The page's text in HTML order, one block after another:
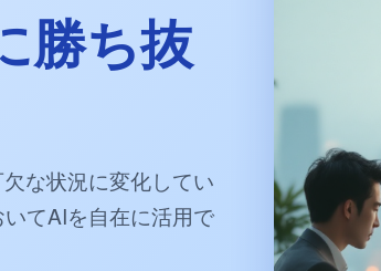
勝ち抜
な状況に変化してい
てAIを自在に活用で